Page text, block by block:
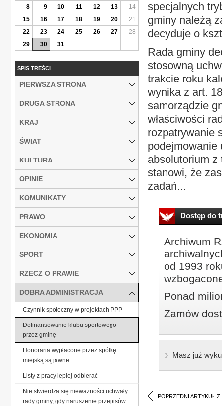
specjalnych
gminy należą
decyduje o
Rada gminy
stosowną
trakcie roku
wynika z art.
samorządzie
właściwości
rozpatrywanie
podejmowanie
absolutorium z
stanowi, że
zadań...
Dostęp do
Archiwum
od 1993
Ponad
Zamów
Masz już
POPRZEDNI ARTYKUŁ Z
8
9 10 11 12 13
14
15
16 17 18 19 20
21
22
23 24 25 26 27
28
29
30 31
SPIS TREŚCI
PIERWSZA STRONA
DRUGA STRONA
KRAJ
ŚWIAT
KULTURA
OPINIE
KOMUNIKATY
PRAWO
EKONOMIA
SPORT
RZECZ O PRAWIE
DOBRA ADMINISTRACJA
Czynnik społeczny w projektach PPP
Dofinansowanie klubu sportowego
przez gminę
Honoraria wypłacone przez spółkę
miejską są jawne
Listy z pracy lepiej odbierać
Nie stwierdza się nieważności uchwały
rady gminy, gdy naruszenie przepisów